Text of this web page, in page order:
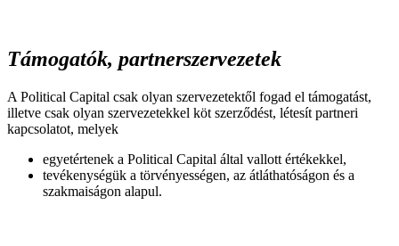
Támogatók, partnerszervezetek
A Political Capital csak olyan szervezetektől fogad el támogatást,
illetve csak olyan szervezetekkel köt szerződést, létesít partneri
kapcsolatot, melyek
egyetértenek a Political Capital által vallott értékekkel,
tevékenységük a törvényességen, az átláthatóságon és a
szakmaiságon alapul.